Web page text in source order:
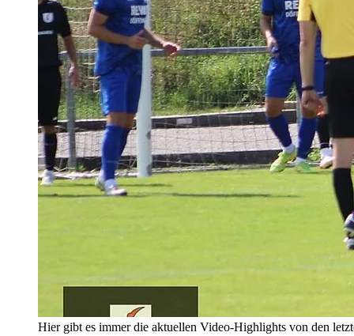
Hier gibt es immer die aktuellen Video-Highlights von den